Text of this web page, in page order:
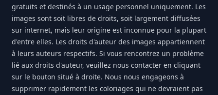
gratuits et destinés à un usage personnel uniquement. Les
images sont soit libres de droits, soit largement diffusées
sur internet, mais leur origine est inconnue pour la plupart
d'entre elles. Les droits d'auteur des images appartiennent
à leurs auteurs respectifs. Si vous rencontrez un problème
lié aux droits d'auteur, veuillez nous contacter en cliquant
sur le bouton situé à droite. Nous nous engageons à
supprimer rapidement les coloriages qui ne devraient pas